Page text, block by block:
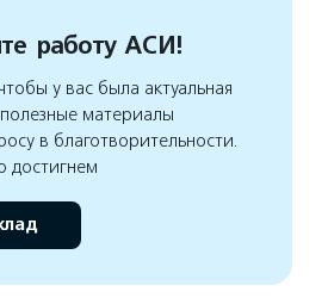
работу АСИ!
у вас была актуальная
материалы
в благотворительности.
достигнем